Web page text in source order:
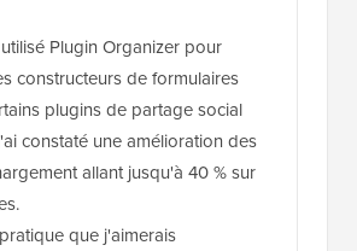
Plugin Organizer pour
constructeurs de formulaires
plugins de partage social
constaté une amélioration des
allant jusqu'à 40 % sur
que j'aimerais